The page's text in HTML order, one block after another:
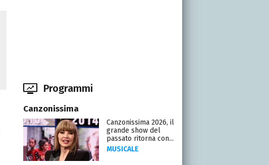
Programmi
Canzonissima
Canzonissima 2026, il
grande show del
passato ritorna con...
MUSICALE